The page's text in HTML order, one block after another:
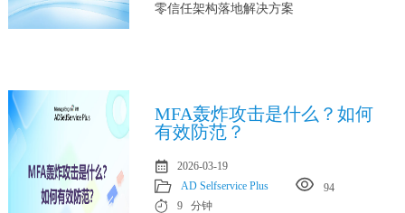
零信任架构落地解决方案
MFA轰炸攻击是什么？如何
有效防范？
2026-03-19
AD Selfservice Plus
94
9 分钟